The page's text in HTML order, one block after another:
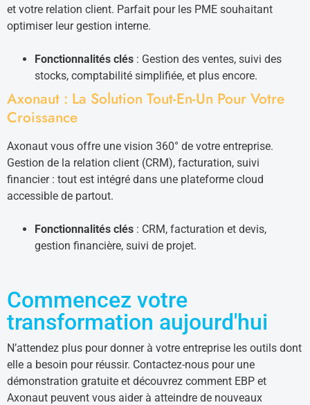
et votre relation client. Parfait pour les PME souhaitant
optimiser leur gestion interne.
Fonctionnalités clés : Gestion des ventes, suivi des
stocks, comptabilité simplifiée, et plus encore.
Axonaut : La Solution Tout-En-Un Pour Votre
Croissance
Axonaut vous offre une vision 360° de votre entreprise.
Gestion de la relation client (CRM), facturation, suivi
financier : tout est intégré dans une plateforme cloud
accessible de partout.
Fonctionnalités clés : CRM, facturation et devis,
gestion financière, suivi de projet.
Commencez votre
transformation aujourd'hui
N’attendez plus pour donner à votre entreprise les outils dont
elle a besoin pour réussir. Contactez-nous pour une
démonstration gratuite et découvrez comment EBP et
Axonaut peuvent vous aider à atteindre de nouveaux